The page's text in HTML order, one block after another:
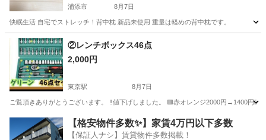
浦添市 8月7日
快眠生活 自宅でストレッチ！背中枕 新品未使用 重量は軽めの背中枕です。
沖縄 浦添市
②レンチボックス46点
2,000円
東京駅 8月7日
ご覧頂きありがとうございます。 ‼️値下げしました。 🟥赤オレンジ2000円→1400円
宜野湾市 東京駅 その他
【格安物件多数✨】家賃4万円以下多数
【保証人ナシ】賃貸物件多数掲載！